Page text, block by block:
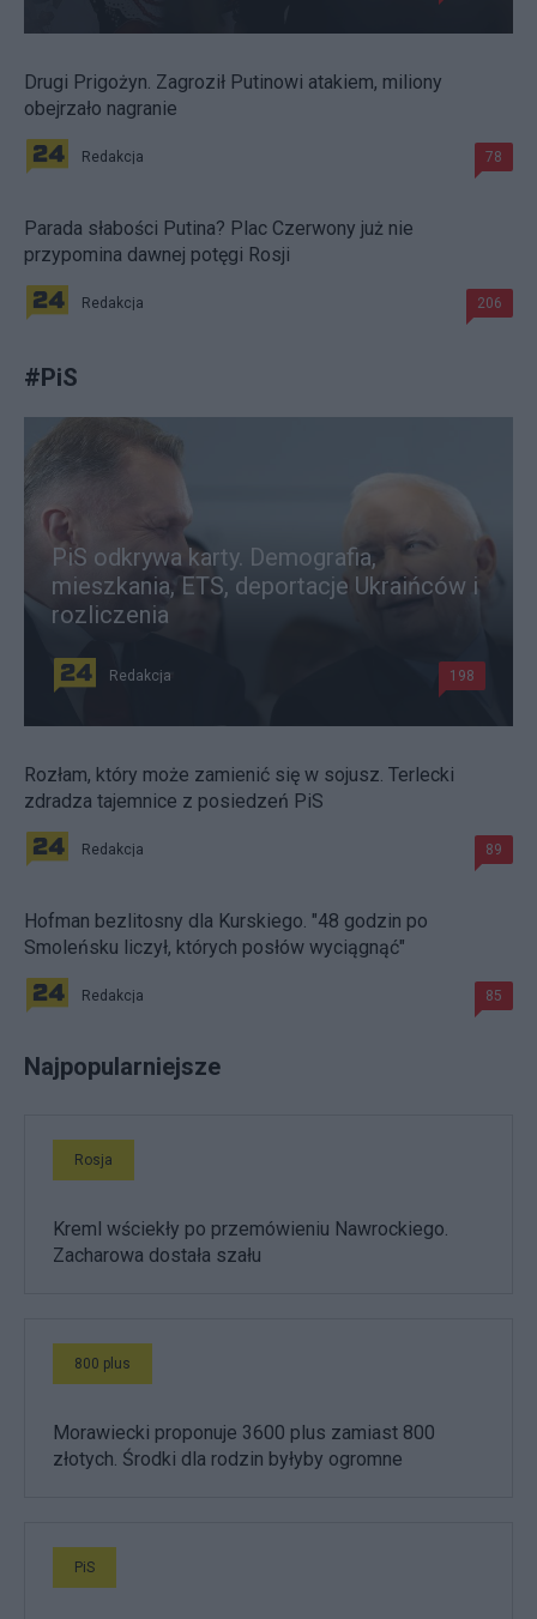
Drugi Prigożyn. Zagroził Putinowi atakiem, miliony
obejrzało nagranie
Redakcja 78
Parada słabości Putina? Plac Czerwony już nie
przypomina dawnej potęgi Rosji
Redakcja 206
#PiS
PiS odkrywa karty. Demografia,
mieszkania, ETS, deportacje Ukraińców i
rozliczenia
Redakcja 198
Rozłam, który może zamienić się w sojusz. Terlecki
zdradza tajemnice z posiedzeń PiS
Redakcja 89
Hofman bezlitosny dla Kurskiego. "48 godzin po
Smoleńsku liczył, których posłów wyciągnąć"
Redakcja 85
Najpopularniejsze
Rosja
Kreml wściekły po przemówieniu Nawrockiego.
Zacharowa dostała szału
800 plus
Morawiecki proponuje 3600 plus zamiast 800
złotych. Środki dla rodzin byłyby ogromne
PiS